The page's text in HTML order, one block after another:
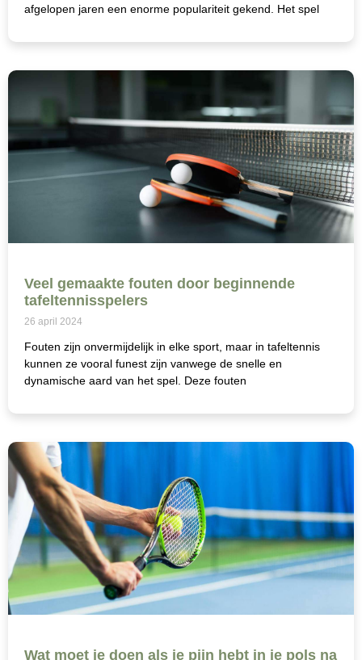
afgelopen jaren een enorme populariteit gekend. Het spel
Veel gemaakte fouten door beginnende
tafeltennisspelers
26 april 2024
Fouten zijn onvermijdelijk in elke sport, maar in tafeltennis
kunnen ze vooral funest zijn vanwege de snelle en
dynamische aard van het spel. Deze fouten
Wat moet je doen als je pijn hebt in je pols na